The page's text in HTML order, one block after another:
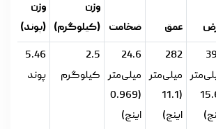
عمق ضخامت
وزن
(کیلوگرم)
وزن
(پوند)
282
میلی‌متر
(11.1
اینچ)
24.6
میلی‌متر
(0.969
اینچ)
2.5
کیلوگرم
5.46
پوند